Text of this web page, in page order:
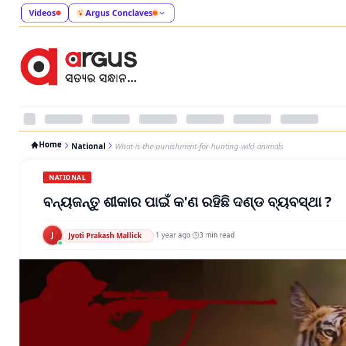
Videos Argus Conclaves
Home National What-is-the-punishment-for-hunting-wild-animals
NATIONAL
ବନ୍ୟଜନ୍ତୁ ଶୀକାର ପାଇଁ କ'ଣ ରହିଛି ଦଣ୍ଡ ବ୍ୟବସ୍ଥା ?
J Jyoti Prakash Mallick ·1 year ago· 3 min read